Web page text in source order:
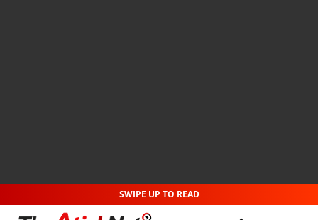
SWIPE UP TO READ